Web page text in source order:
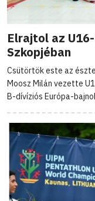
Elrajtol az
Szkopjéban
Csütörtök este az
Moosz Milán vezette
B-dívíziós Európa-